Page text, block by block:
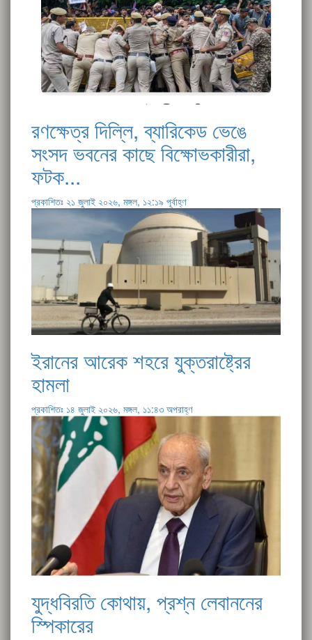
রণক্ষেত্র দিল্লি, ব্যারিকেড ভেঙে
সংসদ ভবনের কাছে বিক্ষোভকারীরা,
ফটক...
প্রকাশিতঃ ২১ জুলাই ২০২৬, মঙ্গল, ১২:১৯ পূর্বাহ্ণ
ইরানের আরেক শহরে যুক্তরাষ্ট্রের
হামলা
প্রকাশিতঃ ১৪ জুলাই ২০২৬, মঙ্গল, ১১:৪৩ অপরাহ্ণ
যুদ্ধবিরতি কোথায়, প্রশ্ন লেবাননের
স্পিকারের